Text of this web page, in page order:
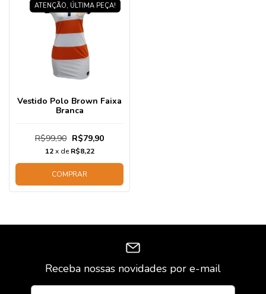
ATENÇÃO, ÚLTIMA PEÇA!
Vestido Polo Brown Faixa
Branca
R$99,90 R$79,90
12 x deR$8,22
COMPRAR
Receba nossas novidades por e-mail